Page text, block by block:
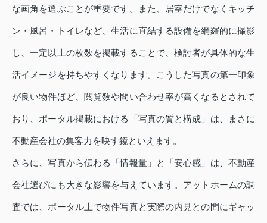
な画角を選ぶことが重要です。また、居室だけでなくキッチ
ン・風呂・トイレなど、生活に直結する設備を網羅的に撮影
し、一定以上の枚数を掲載することで、検討者が具体的な生
活イメージを持ちやすくなります。こうした写真の第一印象
が良い物件ほど、閲覧数や問い合わせ率が高くなるとされて
おり、ポータル掲載における「写真の質と構成」は、まさに
不動産会社の集客力を映す鏡といえます。
さらに、写真から伝わる「情報量」と「安心感」は、不動産
会社選びにも大きな影響を与えています。アットホームの調
査では、ポータル上で物件写真と実際の内見との間にギャッ